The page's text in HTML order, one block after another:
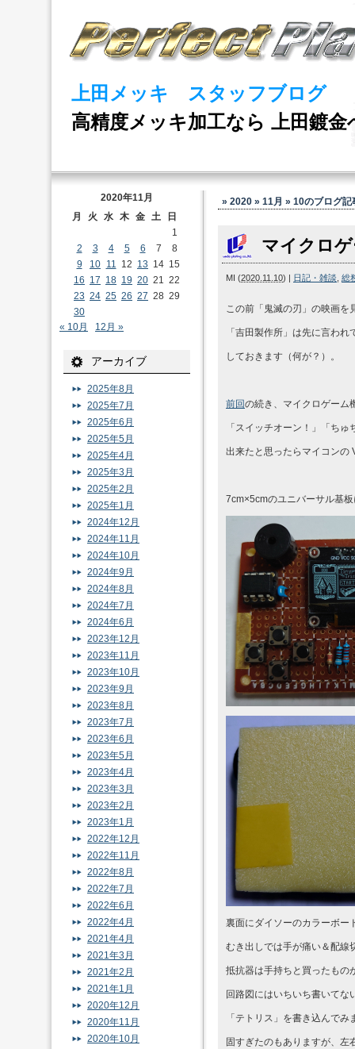
上田メッキ スタッフブログ
高精度メッキ加工なら 上田鍍金
» 2020 » 11月 » 10のブログ記
マイクロ
MI (2020.11.10) | 日記・雑談 総
この前「鬼滅の刃」の映画を
「吉田製作所」は先に言わ
しておきます（何が？）。
前回の続き、マイクロゲーム
「スイッチオーン！」「ち
出来たと思ったらマイコンの
7cm×5cmのユニバーサル基
裏面にダイソーのカラーボー
むき出しでは手が痛い＆配線
抵抗器は手持ちと買ったもの
回路図にはいちいち書いてな
「テトリス」を書き込んで
固すぎたのもありますが、
2020年11月
月
火 水 木 金 土
日
1
2
3 4 5 6 7
8
9
10 11 12 13 14 15
16 17 18 19 20 21 22
23 24 25 26 27 28 29
30
« 10月
12月 »
アーカイブ
2025年8月
2025年7月
2025年6月
2025年5月
2025年4月
2025年3月
2025年2月
2025年1月
2024年12月
2024年11月
2024年10月
2024年9月
2024年8月
2024年7月
2024年6月
2023年12月
2023年11月
2023年10月
2023年9月
2023年8月
2023年7月
2023年6月
2023年5月
2023年4月
2023年3月
2023年2月
2023年1月
2022年12月
2022年11月
2022年8月
2022年7月
2022年6月
2022年4月
2021年4月
2021年3月
2021年2月
2021年1月
2020年12月
2020年11月
2020年10月